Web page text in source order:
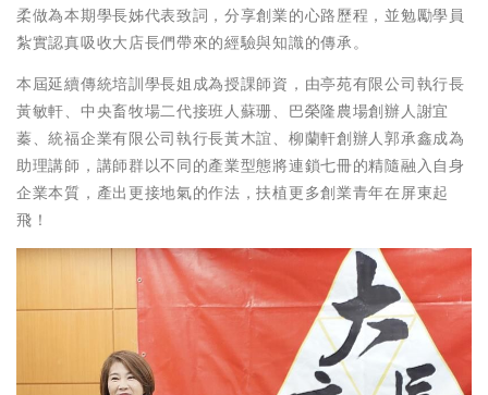
柔做為本期學長姊代表致詞，分享創業的心路歷程，並勉勵學員
紮實認真吸收大店長們帶來的經驗與知識的傳承。
本屆延續傳統培訓學長姐成為授課師資，由亭苑有限公司執行長
黃敏軒、中央畜牧場二代接班人蘇珊、巴榮隆農場創辦人謝宜
蓁、統福企業有限公司執行長黃木誼、柳蘭軒創辦人郭承鑫成為
助理講師，講師群以不同的產業型態將連鎖七冊的精隨融入自身
企業本質，產出更接地氣的作法，扶植更多創業青年在屏東起
飛！